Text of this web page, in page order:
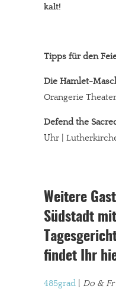
kalt!
Tipps für den
Die Hamlet-
Orangerie
Defend the
Uhr |
Weitere
Südstadt
findet Ihr
485grad Do &